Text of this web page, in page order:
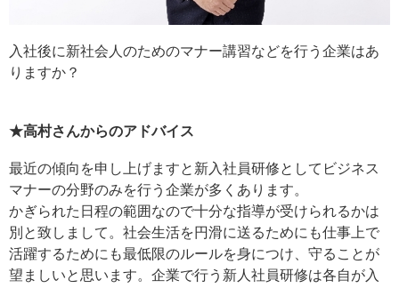
入社後に新社会人のためのマナー講習などを行う企業はあ
りますか？
★高村さんからのアドバイス
最近の傾向を申し上げますと新入社員研修としてビジネス
マナーの分野のみを行う企業が多くあります。
かぎられた日程の範囲なので十分な指導が受けられるかは
別と致しまして。社会生活を円滑に送るためにも仕事上で
活躍するためにも最低限のルールを身につけ、守ることが
望ましいと思います。企業で行う新人社員研修は各自が入